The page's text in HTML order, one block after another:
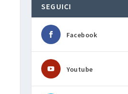
SEGUICI
Facebook
Youtube